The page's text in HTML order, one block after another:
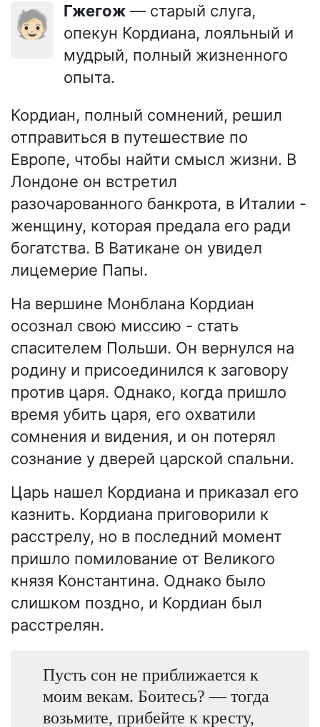
🧓🏻 Гжегож — старый слуга,
опекун Кордиана, лояльный и
мудрый, полный жизненного
опыта.
Кордиан, полный сомнений, решил
отправиться в путешествие по
Европе, чтобы найти смысл жизни. В
Лондоне он встретил
разочарованного банкрота, в Италии -
женщину, которая предала его ради
богатства. В Ватикане он увидел
лицемерие Папы.
На вершине Монблана Кордиан
осознал свою миссию - стать
спасителем Польши. Он вернулся на
родину и присоединился к заговору
против царя. Однако, когда пришло
время убить царя, его охватили
сомнения и видения, и он потерял
сознание у дверей царской спальни.
Царь нашел Кордиана и приказал его
казнить. Кордиана приговорили к
расстрелу, но в последний момент
пришло помилование от Великого
князя Константина. Однако было
слишком поздно, и Кордиан был
расстрелян.
Пусть сон не приближается к
моим векам. Боитесь? — тогда
возьмите, прибейте к кресту,